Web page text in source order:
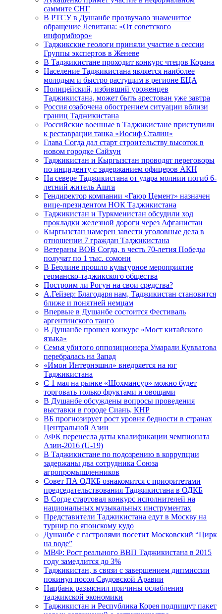
саммите СНГ
В РТСУ в Душанбе прозвучало знаменитое
обращение Левитана: «От советского
информбюро»
Таджикские геологи приняли участие в сессии
Группы экспертов в Женеве
В Таджикистане проходит конкурс чтецов Корана
Население Таджикистана является наиболее
молодым и быстро растущим в регионе ЕЦА
Полицейский, избивший уроженцев
Таджикистана, может быть арестован уже завтра
Россия озабочена обострением ситуации вблизи
границ Таджикистана
Российские военные в Таджикистане приступили
к реставрации танка «Иосиф Сталин»
Глава Согда дал старт строительству высоток в
новом городке Сайхун
Таджикистан и Кыргызстан проводят переговоры
по инциденту с задержанием офицеров АКН
На севере Таджикистана от удара молнии погиб 6-
летний житель Ашта
Гендиректор компании «Гаюр Цемент» назначен
вице-президентом НОК Таджикистана
Таджикистан и Туркменистан обсудили ход
прокладки железной дороги через Афганистан
Кыргызстан намерен завести уголовные дела в
отношении 7 граждан Таджикистана
Ветераны ВОВ Согда, в честь 70-летия Победы
получат по 1 тыс. сомони
В Берлине прошло культурное мероприятие
германско-таджикского общества
Построим ли Рогун на свои средства?
А.Гейзер: Благодаря нам, Таджикистан становится
ближе и понятней немцам
Впервые в Душанбе состоится Фестиваль
аргентинского танго
В Душанбе прошел конкурс «Мост китайского
языка»
Семья убитого оппозиционера Умарали Кувватова
перебралась на Запад
«Имон Интернэшнл» внедряется на юг
Таджикистана
С 1 мая на рынке «Шохмансур» можно будет
торговать только фруктами и овощами
В Душанбе обсуждены вопросы проведения
выставки в городе Сиань, КНР
ВБ прогнозирует рост уровня бедности в странах
Центральной Азии
АФК перенесла даты квалификации чемпионата
Азии-2016 (U-19)
В Таджикистане по подозрению в коррупции
задержаны два сотрудника Союза
агропромышленников
Совет ПА ОДКБ ознакомится с приоритетами
председательствования Таджикистана в ОДКБ
В Согде стартовал конкурс исполнителей на
национальных музыкальных инструментах
Представители Таджикистана едут в Москву на
турнир по японскому кудо
Душанбе с гастролями посетит Московский “Цирк
на воде”
МВФ: Рост реального ВВП Таджикистана в 2015
году замедлится до 3%
Таджикистан, в связи с завершением дипмиссии
покинул посол Саудовской Аравии
Нацбанк разъяснил причины ослабления
таджикской экономики
Таджикистан и Республика Корея подпишут пакет